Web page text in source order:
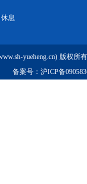
息
yueheng.cn) 版权所
备案号： 沪ICP备